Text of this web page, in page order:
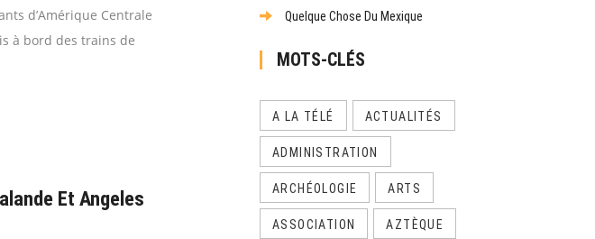
d’Amérique Centrale
à bord des trains de
Et Angeles
Quelque Chose Du Mexique
MOTS-CLÉS
A LA TÉLÉ ACTUALITÉS
ADMINISTRATION
ARCHÉOLOGIE ARTS
ASSOCIATION AZTÈQUE